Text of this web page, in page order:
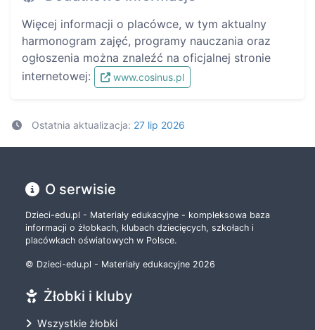
Więcej informacji o placówce, w tym aktualny
harmonogram zajęć, programy nauczania oraz
ogłoszenia można znaleźć na oficjalnej stronie
internetowej:
www.cosinus.pl
Ostatnia aktualizacja: 27 lip 2026
O serwisie
Dzieci-edu.pl - Materiały edukacyjne - kompleksowa baza
informacji o żłobkach, klubach dziecięcych, szkołach i
placówkach oświatowych w Polsce.
© Dzieci-edu.pl - Materiały edukacyjne 2026
Żłobki i kluby
Wszystkie żłobki